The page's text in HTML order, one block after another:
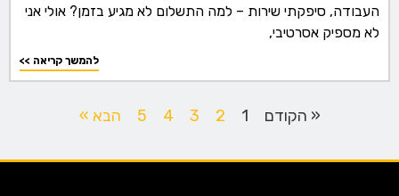
העבודה, סיפקתי שירות – למה התשלום לא מגיע בזמן? אולי אני
לא מספיק אסרטיבי,
<< להמשך קריאה
« הקודם 1
2
3
4
5 הבא »